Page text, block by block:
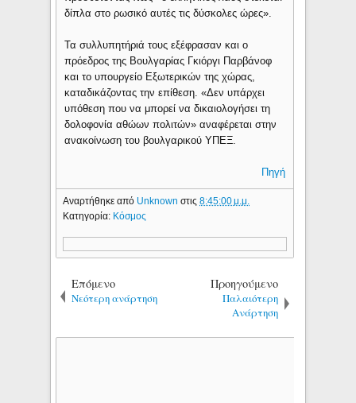
δίπλα στο ρωσικό αυτές τις δύσκολες ώρες».
Τα συλλυπητήριά τους εξέφρασαν και ο
πρόεδρος της Βουλγαρίας Γκιόργι Παρβάνοφ
και το υπουργείο Εξωτερικών της χώρας,
καταδικάζοντας την επίθεση. «Δεν υπάρχει
υπόθεση που να μπορεί να δικαιολογήσει τη
δολοφονία αθώων πολιτών» αναφέρεται στην
ανακοίνωση του βουλγαρικού ΥΠΕΞ.
Πηγή
Αναρτήθηκε από Unknownστις8:45:00 μ.μ.
Κατηγορία: Κόσμος
Επόμενο
Νεότερη ανάρτηση
Προηγούμενο
Παλαιότερη
Ανάρτηση